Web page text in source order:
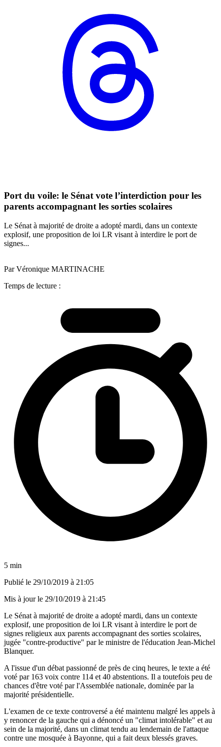
Port du voile: le Sénat vote l’interdiction pour les
parents accompagnant les sorties scolaires
Le Sénat à majorité de droite a adopté mardi, dans un contexte
explosif, une proposition de loi LR visant à interdire le port de
signes...
Par Véronique MARTINACHE
Temps de lecture :
5 min
Publié le 29/10/2019 à 21:05
Mis à jour le 29/10/2019 à 21:45
Le Sénat à majorité de droite a adopté mardi, dans un contexte
explosif, une proposition de loi LR visant à interdire le port de
signes religieux aux parents accompagnant des sorties scolaires,
jugée "contre-productive" par le ministre de l'éducation Jean-Michel
Blanquer.
A l'issue d'un débat passionné de près de cinq heures, le texte a été
voté par 163 voix contre 114 et 40 abstentions. Il a toutefois peu de
chances d'être voté par l'Assemblée nationale, dominée par la
majorité présidentielle.
L'examen de ce texte controversé a été maintenu malgré les appels à
y renoncer de la gauche qui a dénoncé un "climat intolérable" et au
sein de la majorité, dans un climat tendu au lendemain de l'attaque
contre une mosquée à Bayonne, qui a fait deux blessés graves.